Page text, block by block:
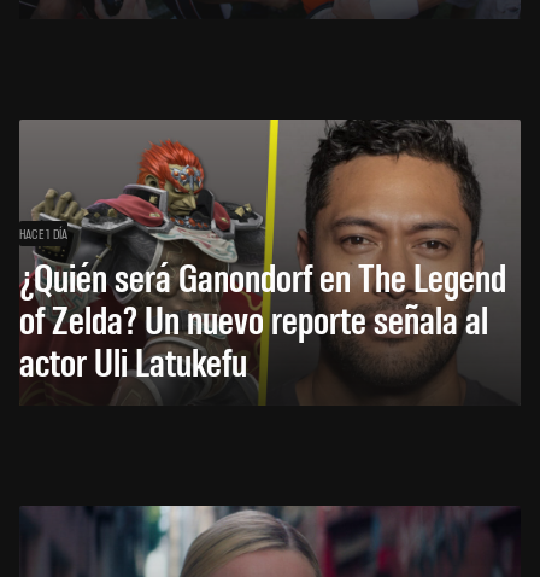
HACE 1 DÍA
¿Quién será Ganondorf en The Legend
of Zelda? Un nuevo reporte señala al
actor Uli Latukefu